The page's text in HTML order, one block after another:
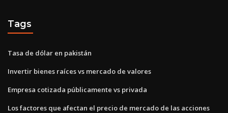
Tags
Tasa de dólar en pakistán
Invertir bienes raíces vs mercado de valores
Empresa cotizada públicamente vs privada
Los factores que afectan el precio de mercado de las acciones